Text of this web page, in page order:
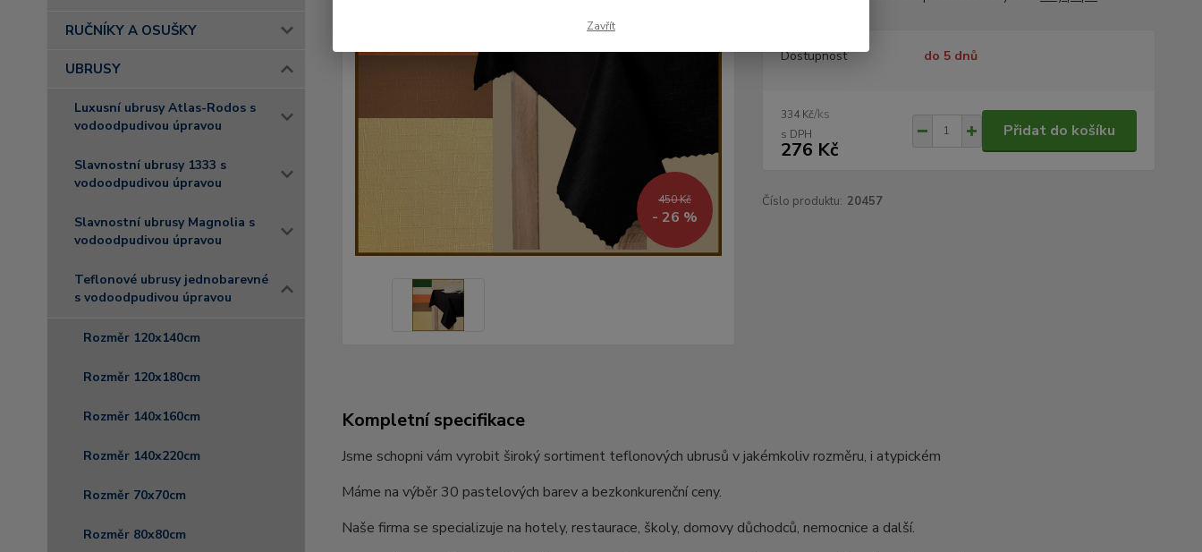
RUČNÍKY A OSUŠKY
UBRUSY
Luxusní ubrusy Atlas-Rodos s
vodoodpudivou úpravou
Slavnostní ubrusy 1333 s
vodoodpudivou úpravou
Slavnostní ubrusy Magnolia s
vodoodpudivou úpravou
Teflonové ubrusy jednobarevné
s vodoodpudivou úpravou
Rozměr 120x140cm
Rozměr 120x180cm
Rozměr 140x160cm
Rozměr 140x220cm
Rozměr 70x70cm
Rozměr 80x80cm
450 Kč
- 26 %
Dostupnost do 5 dnů
334 Kč/ks
276 Kč
Přidat do košíku
Číslo produktu: 20457
Kompletní specifikace
Jsme schopni vám vyrobit široký sortiment teflonových ubrusů v jakémkoliv rozměru, i atypickém
Máme na výběr 30 pastelových barev a bezkonkurenční ceny.
Naše firma se specializuje na hotely, restaurace, školy, domovy důchodců, nemocnice a další.
Zavřít